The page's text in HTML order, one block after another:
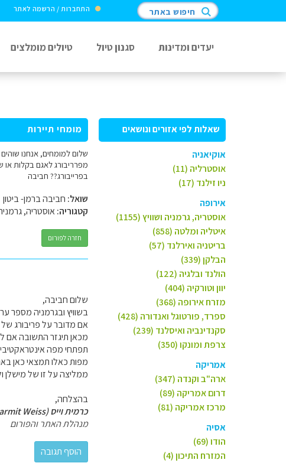
התחברות / הרשמה לאתר חיפוש באתר
יעדים ומדינות סגנון טיול טיולים מומלצים
שאלות לפי אזורים ונושאים
אוקיאניה
אוסטרליה (11)
ניו זילנד (17)
אירופה
אוסטריה, גרמניה ושוויץ (1155)
איטליה ומלטה (858)
בריטניה ואירלנד (57)
הבלקן (339)
הולנד ובלגיה (122)
יוון וטורקיה (404)
מזרח אירופה (368)
ספרד, פורטוגל ואנדורה (428)
סקנדינביה ואיסלנד (239)
צרפת ומונקו (350)
אמריקה
ארה"ב וקנדה (347)
דרום אמריקה (89)
מרכז אמריקה (81)
אסיה
הודו (69)
המזרח התיכון (4)
מומחי תיירות
שלום למומחים, אנחנו
מפרריבורג לאגם בקלות או
בפרייבורג?? חביבה
שואל: חביבה ברמן- ביטון
קטגוריה:אוסטריה, גרמניה
חזרה לפורום
שלום חביבה,
בשוויץ ובגרמניה מספר
אם מדובר על פריבורג
מכאן תיגזר התשובה אם
תפתחי מפה
מפות כאלו תמצאי כאן
ממליצה על זו של מישלן ולהוסיף לזמן
בהצלחה,
כרמית וייס (Carmit Weiss)
מנהלת האתר והפורום